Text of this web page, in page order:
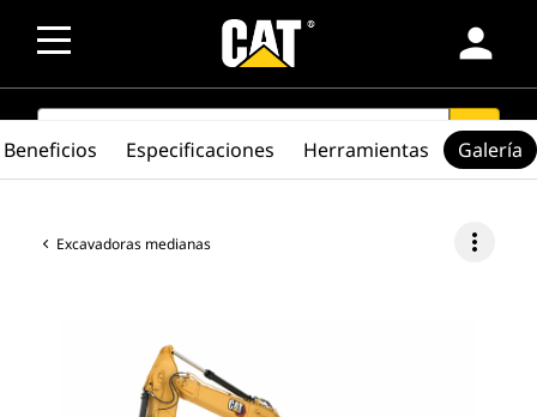
person
SEARCH search
Excavadoras medianas more_vert
Beneficios Especificaciones Herramientas Galería